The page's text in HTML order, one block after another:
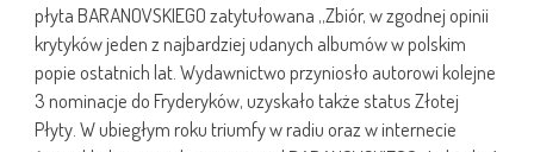
płyta BARANOVSKIEGO zatytułowana „Zbiór, w zgodnej opinii
krytyków jeden z najbardziej udanych albumów w polskim
popie ostatnich lat. Wydawnictwo przyniosło autorowi kolejne
3 nominacje do Fryderyków, uzyskało także status Złotej
Płyty. W ubiegłym roku triumfy w radiu oraz w internecie